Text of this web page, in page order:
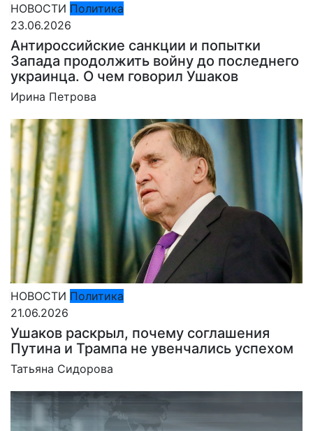
НОВОСТИ Политика
23.06.2026
Антироссийские санкции и попытки
Запада продолжить войну до последнего
украинца. О чем говорил Ушаков
Ирина Петрова
НОВОСТИ Политика
21.06.2026
Ушаков раскрыл, почему соглашения
Путина и Трампа не увенчались успехом
Татьяна Сидорова